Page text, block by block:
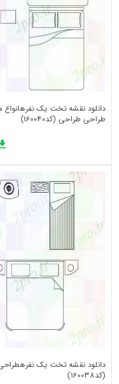
دانلود نقشه تخت یک
طراحی طراحی (کد160040)
دانلود نقشه تخت یک
(کد160038)